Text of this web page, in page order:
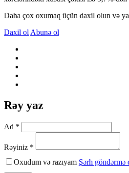
Daha çox oxumaq üçün daxil olun və
Daxil ol Abunə ol
Rəy yaz
Ad *
Rəyiniz *
Oxudum və razıyam Şərh göndərmə